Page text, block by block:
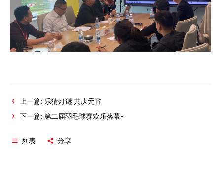
上一篇: 乐猜灯谜 共庆元宵
下一篇: 第二届羽毛球赛欢乐落幕~
列表 分享